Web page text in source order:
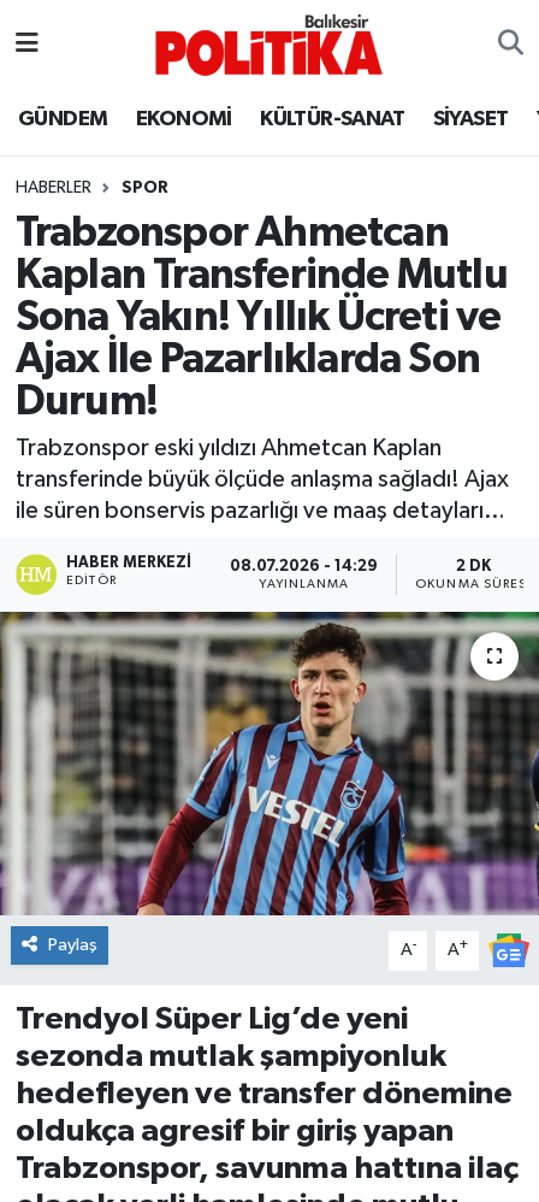
GÜNDEM EKONOMİ KÜLTÜR-SANAT SİYASET
HABERLER SPOR
Trabzonspor Ahmetcan
Kaplan Transferinde Mutlu
Sona Yakın! Yıllık Ücreti ve
Ajax İle Pazarlıklarda Son
Durum!
Trabzonspor eski yıldızı Ahmetcan Kaplan
transferinde büyük ölçüde anlaşma sağladı! Ajax
ile süren bonservis pazarlığı ve maaş detayları…
HABER MERKEZI
EDITÖR
08.07.2026 - 14:29
YAYINLANMA
2 DK
OKUNMA SÜRESI
Paylaş A- A+
Trendyol Süper Lig’de yeni
sezonda mutlak şampiyonluk
hedefleyen ve transfer dönemine
oldukça agresif bir giriş yapan
Trabzonspor, savunma hattına ilaç
Ayvalık
Balya
Bandırma
Bigadiç
BİYOGRAFİLER
Burhaniye
ÇEVRE
DÜNYA
Dursunbey
Edremit
EĞİTİM
EKONOMİ
Erdek
Gömeç
Gönen
İvrindi
KENT GÜNDEMİ
Balıkesir Hava Durumu
Balıkesir Namaz Vakitleri
Balıkesir Trafik Yoğunluk Haritası
Süper Lig Puan Durumu ve Fikstür
Tüm Manşetler
Son Dakika Haberleri
Haber Arşivi